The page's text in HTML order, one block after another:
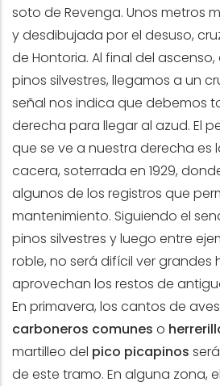
soto de Revenga. Unos metros
y desdibujada por el desuso,
de Hontoria. Al final del
pinos silvestres, llegamos a un
señal nos indica que debemos
derecha para llegar al azud. El
que se ve a nuestra derecha es
cacera, soterrada en 1929,
algunos de los registros que
mantenimiento. Siguiendo el
pinos silvestres y luego entre
roble, no será difícil ver grandes
aprovechan los restos de
En primavera, los cantos de
carboneros comunes o
martilleo del pico picapinos
de este tramo. En alguna zona,